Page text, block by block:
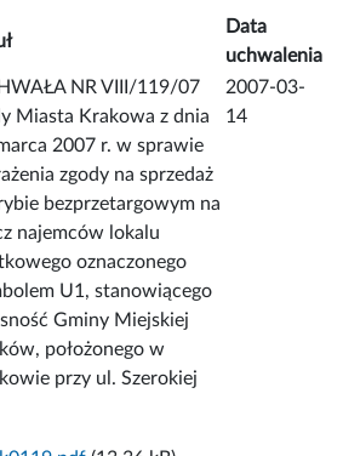
Data
uchwalenia
NR VIII/119/07
Miasta Krakowa z dnia
2007 r. w sprawie
zgody na sprzedaż
bezprzetargowym na
najemców lokalu
oznaczonego
U1, stanowiącego
Gminy Miejskiej
położonego w
przy ul. Szerokiej
2007-03-
14